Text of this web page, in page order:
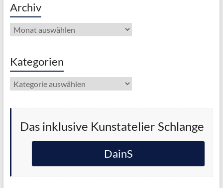
Archiv
Archiv
Kategorien
Kategorien
Das inklusive Kunstatelier Schlange
DainS